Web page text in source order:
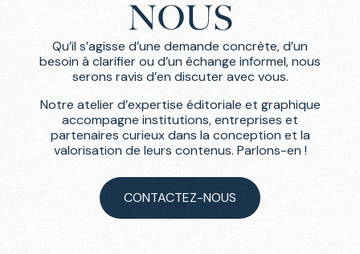
NOUS
Qu’il s’agisse d’une demande concrète, d’un
besoin à clarifier ou d’un échange informel, nous
serons ravis d’en discuter avec vous.
Notre atelier d’expertise éditoriale et graphique
accompagne institutions, entreprises et
partenaires curieux dans la conception et la
valorisation de leurs contenus. Parlons-en !
CONTACTEZ-NOUS